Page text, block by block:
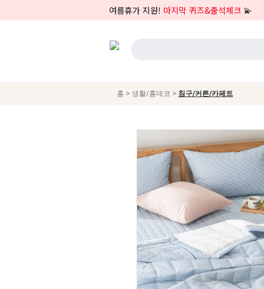
여름휴가 지원! 마지막 퀴즈&출석체크 💫
홈 > 생활/홈데코 > 침구/커튼/카페트